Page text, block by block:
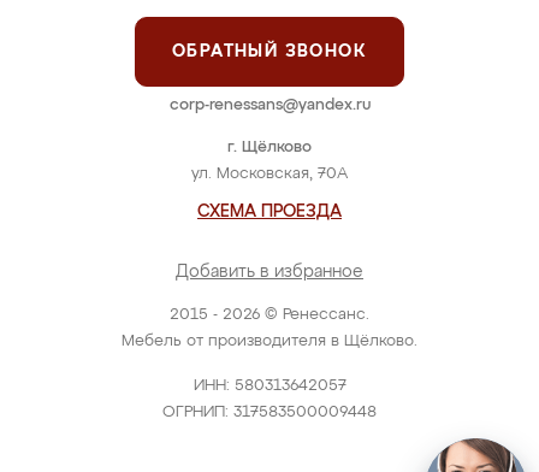
2015 - 2026 © Ренессанс.
Мебель от производителя в Щёлково.
ИНН: 580313642057
ОГРНИП: 317583500009448
г. Щёлково
ул. Московская, 70А
СХЕМА ПРОЕЗДА
Добавить в избранное
ОБРАТНЫЙ ЗВОНОК
corp-renessans@yandex.ru